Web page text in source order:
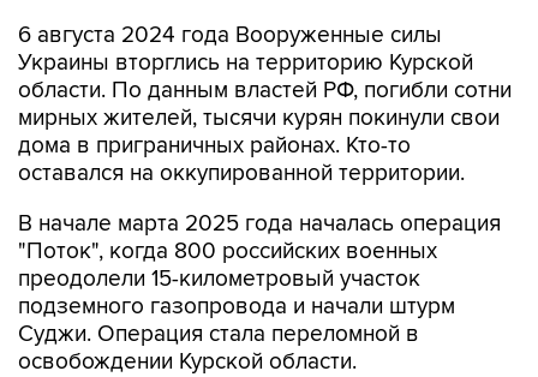
6 августа 2024 года Вооруженные силы
Украины вторглись на территорию Курской
области. По данным властей РФ, погибли сотни
мирных жителей, тысячи курян покинули свои
дома в приграничных районах. Кто-то
оставался на оккупированной территории.
В начале марта 2025 года началась операция
"Поток", когда 800 российских военных
преодолели 15-километровый участок
подземного газопровода и начали штурм
Суджи. Операция стала переломной в
освобождении Курской области.